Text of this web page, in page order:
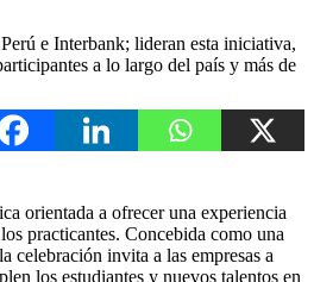
e Interbank; lideran esta iniciativa,
a lo largo del país y más de
orientada a ofrecer una experiencia
practicantes. Concebida como una
celebración invita a las empresas a
los estudiantes y nuevos talentos en